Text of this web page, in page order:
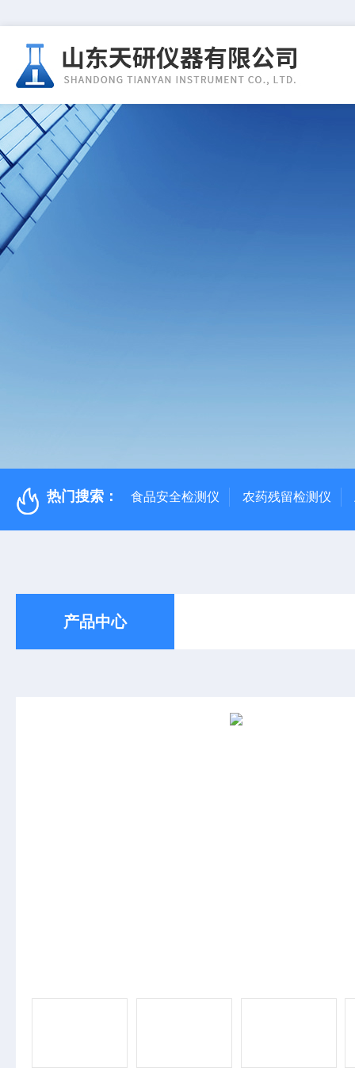
热门搜索： 食品安全检测仪 农药残留检测仪
产品中心